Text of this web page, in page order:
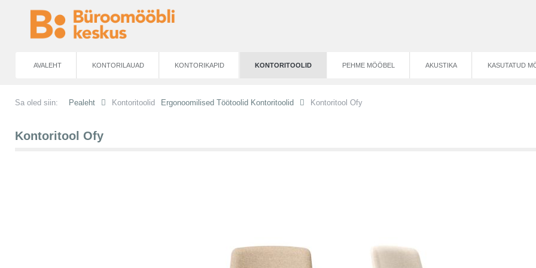
AVALEHT KONTORILAUAD KONTORIKAPID KONTORITOOLID PEHME MÖÖBEL AKUSTIKA KASUTATUD
Sa oled siin: Pealeht Kontoritoolid Ergonoomilised Töötoolid Kontoritoolid Kontoritool Ofy
Kontoritool Ofy